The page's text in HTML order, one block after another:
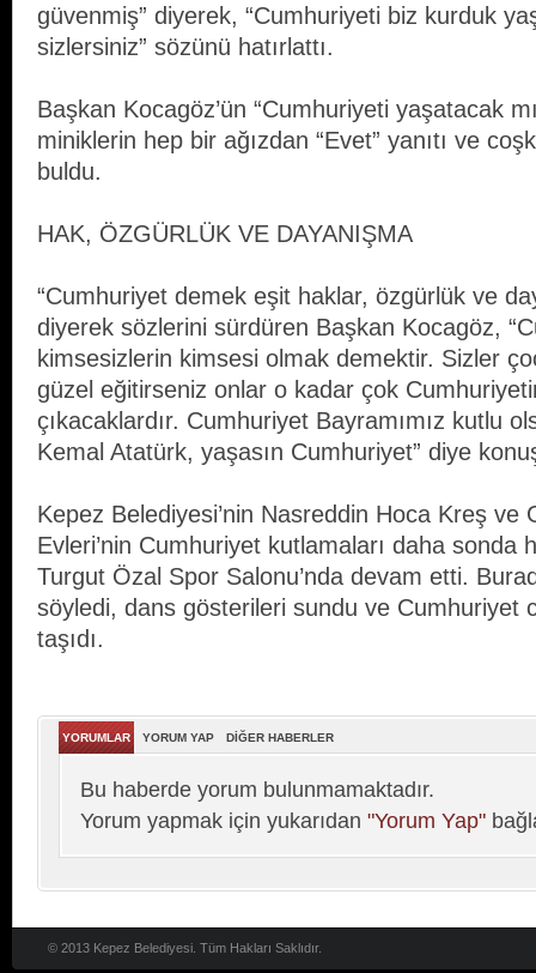
güvenmiş” diyerek, “Cumhuriyeti biz kurduk
sizlersiniz” sözünü hatırlattı.
Başkan Kocagöz’ün “Cumhuriyeti yaşatacak
miniklerin hep bir ağızdan “Evet” yanıtı ve
buldu.
HAK, ÖZGÜRLÜK VE DAYANIŞMA
“Cumhuriyet demek eşit haklar, özgürlük ve
diyerek sözlerini sürdüren Başkan Kocagöz,
kimsesizlerin kimsesi olmak demektir. Sizler
güzel eğitirseniz onlar o kadar çok
çıkacaklardır. Cumhuriyet Bayramımız kutlu
Kemal Atatürk, yaşasın Cumhuriyet” diye
Kepez Belediyesi’nin Nasreddin Hoca Kreş ve
Evleri’nin Cumhuriyet kutlamaları daha sonda
Turgut Özal Spor Salonu’nda devam etti.
söyledi, dans gösterileri sundu ve Cumhuriyet
taşıdı.
YORUMLAR YORUM YAP DİĞER HABERLER
Bu haberde yorum bulunmamaktadır.
Yorum yapmak için yukarıdan "Yorum Yap"
© 2013 Kepez Belediyesi. Tüm Hakları Saklıdır.